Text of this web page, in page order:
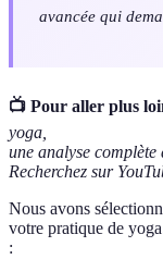
avancée qui
📺 Pour aller plus
yoga,
une analyse complète
Recherchez sur
Nous avons
votre pratique de
: